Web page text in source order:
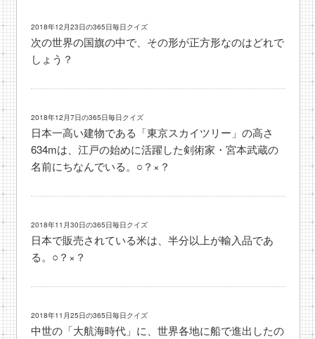
2018年12月23日の365日毎日クイズ
次の世界の国旗の中で、その形が正方形なのはどれで
しょう？
2018年12月7日の365日毎日クイズ
日本一高い建物である「東京スカイツリー」の高さ
634mは、江戸の始めに活躍した剣術家・宮本武蔵の
名前にちなんでいる。○？×？
2018年11月30日の365日毎日クイズ
日本で販売されている米は、半分以上が輸入品であ
る。○？×？
2018年11月25日の365日毎日クイズ
中世の「大航海時代」に、世界各地に船で進出したの